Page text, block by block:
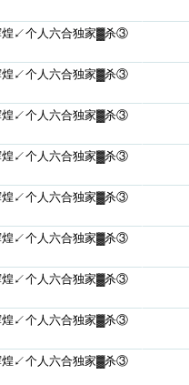
↙个人六合独家▓杀③
↙个人六合独家▓杀③
↙个人六合独家▓杀③
↙个人六合独家▓杀③
↙个人六合独家▓杀③
↙个人六合独家▓杀③
↙个人六合独家▓杀③
↙个人六合独家▓杀③
↙个人六合独家▓杀③